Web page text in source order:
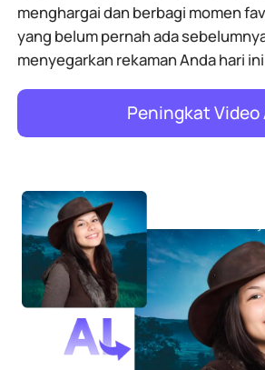
menghargai dan berbagi momen
yang belum pernah ada
menyegarkan rekaman Anda hari
Peningkat Video